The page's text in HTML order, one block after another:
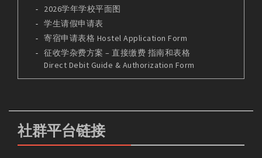
2026学年学校平面图
学生请假申请表
寄宿申请表格 Hostel Application Form
征收学杂费方案 – 直接缴费 指南和表格
Direct Debit Guide & Authorization Form
社群平台链接